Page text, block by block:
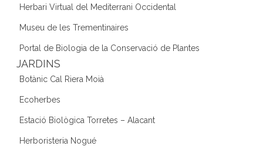
Herbari Virtual del Mediterrani Occidental
Museu de les Trementinaires
Portal de Biologia de la Conservació de Plantes
JARDINS
Botànic Cal Riera Moià
Ecoherbes
Estació Biològica Torretes – Alacant
Herboristeria Nogué